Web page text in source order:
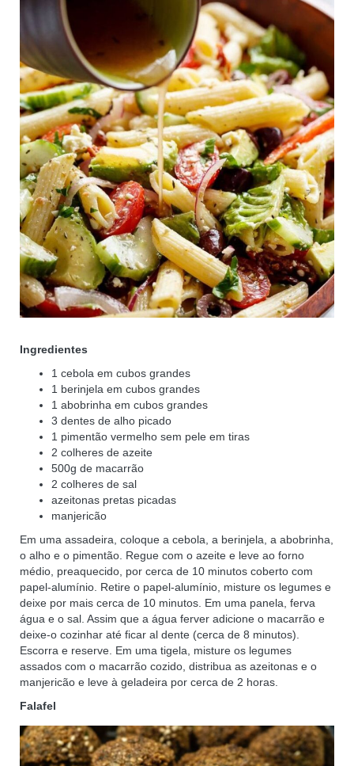
Ingredientes
1 cebola em cubos grandes
1 berinjela em cubos grandes
1 abobrinha em cubos grandes
3 dentes de alho picado
1 pimentão vermelho sem pele em tiras
2 colheres de azeite
500g de macarrão
2 colheres de sal
azeitonas pretas picadas
manjericão
Em uma assadeira, coloque a cebola, a berinjela, a abobrinha,
o alho e o pimentão. Regue com o azeite e leve ao forno
médio, preaquecido, por cerca de 10 minutos coberto com
papel-alumínio. Retire o papel-alumínio, misture os legumes e
deixe por mais cerca de 10 minutos. Em uma panela, ferva
água e o sal. Assim que a água ferver adicione o macarrão e
deixe-o cozinhar até ficar al dente (cerca de 8 minutos).
Escorra e reserve. Em uma tigela, misture os legumes
assados com o macarrão cozido, distribua as azeitonas e o
manjericão e leve à geladeira por cerca de 2 horas.
Falafel